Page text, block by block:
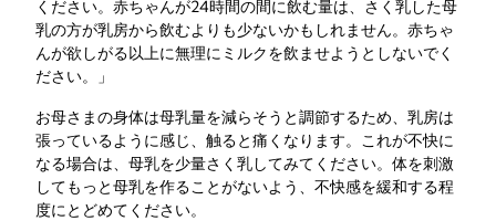
ください。赤ちゃんが24時間の間に飲む量は、さく乳した母
乳の方が乳房から飲むよりも少ないかもしれません。赤ちゃ
んが欲しがる以上に無理にミルクを飲ませようとしないでく
ださい。」
お母さまの身体は母乳量を減らそうと調節するため、乳房は
張っているように感じ、触ると痛くなります。これが不快に
なる場合は、母乳を少量さく乳してみてください。体を刺激
してもっと母乳を作ることがないよう、不快感を緩和する程
度にとどめてください。